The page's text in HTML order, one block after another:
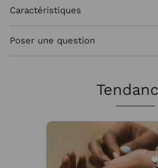
Caractéristiques
Poser une question